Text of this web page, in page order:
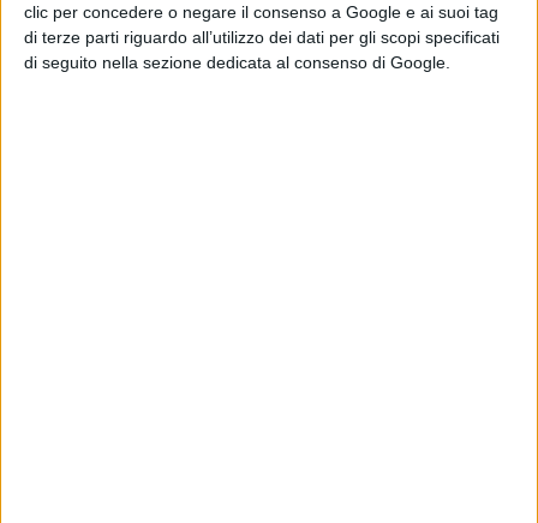
clic per concedere o negare il consenso a Google e ai suoi tag
di terze parti riguardo all’utilizzo dei dati per gli scopi specificati
di seguito nella sezione dedicata al consenso di Google.
News cinema e film